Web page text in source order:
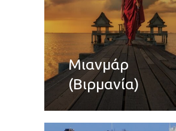
Μιανμάρ
(Βιρμανία)